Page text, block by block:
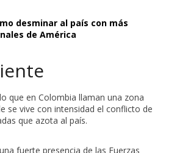
desminar al país con más
de América
que en Colombia llaman una zona
se vive con intensidad el conflicto de
que azota al país.
fuerte presencia de las Fuerzas